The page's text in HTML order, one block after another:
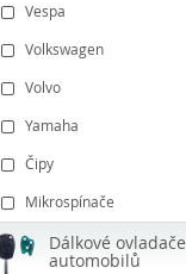
Vespa
Volkswagen
Volvo
Yamaha
Čipy
Mikrospínače
Dálkové ovladače
automobilů